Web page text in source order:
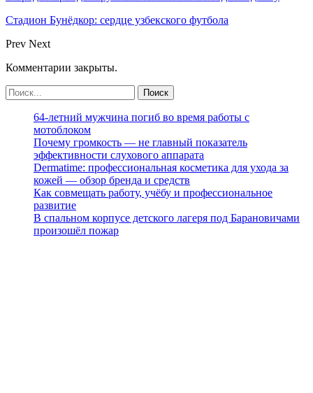
Стадион Бунёдкор: сердце узбекского футбола
Prev Next
Комментарии закрыты.
64-летний мужчина погиб во время работы с
мотоблоком
Почему громкость — не главный показатель
эффективности слухового аппарата
Dermatime: профессиональная косметика для ухода за
кожей — обзор бренда и средств
Как совмещать работу, учёбу и профессиональное
развитие
В спальном корпусе детского лагеря под Барановичами
произошёл пожар